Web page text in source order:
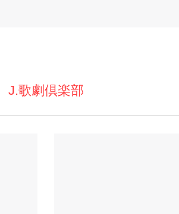
J.歌劇倶楽部